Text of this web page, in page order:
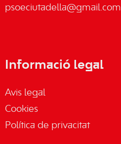
psoeciutadella@gmail.com
Informació legal
Avis legal
Cookies
Política de privacitat